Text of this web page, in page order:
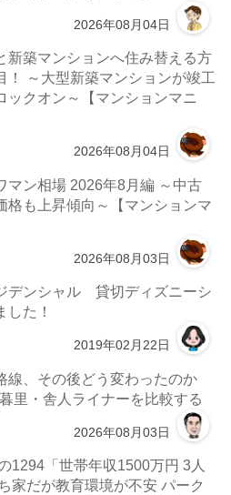
2026年08月04日
新築マンションへ住み替える方
！ ～大型新築マンションが竣工
ックオン～【マンションマニ
2026年08月04日
マン相場 2026年8月編 ～中古
格も上昇傾向～【マンションマ
2026年08月03日
デンシャル 貸切ディズニーシ
した！
2019年02月22日
線、その後どう変わったのか
里・舎人ライナーを比較する
2026年08月03日
1294「世帯年収1500万円 3人
家だが教育環境が不安 パーク